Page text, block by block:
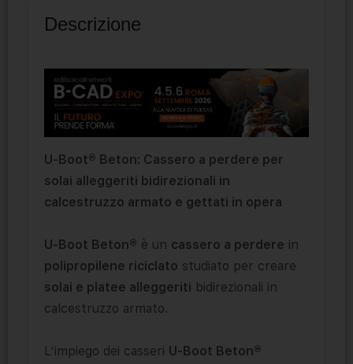
Descrizione
U-Boot® Beton: Cassero a perdere per
solai alleggeriti bidirezionali in
calcestruzzo armato e gettati in opera
U-Boot Beton® è un cassero a perdere in
polipropilene riciclato studiato per creare
solai e platee alleggeriti bidirezionali in
calcestruzzo armato.
L’impiego dei casseri U-Boot Beton®